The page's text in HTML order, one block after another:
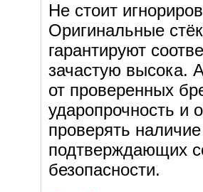
Не стоит
Оригинальные
гарантируют
зачастую высока.
от проверенных
ударопрочность и
проверять
подтверждающих
безопасности.